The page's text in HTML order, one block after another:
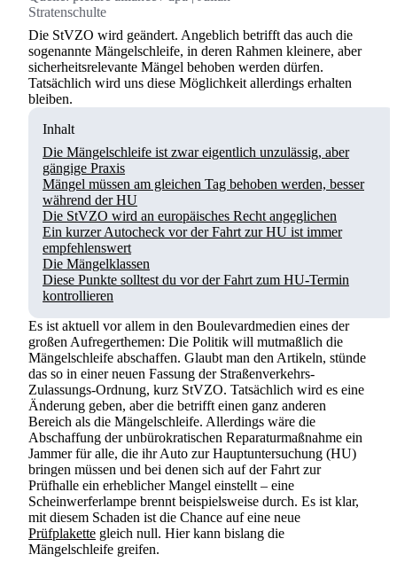
Inhalt
Die Mängelschleife ist zwar eigentlich unzulässig, aber
gängige Praxis
Mängel müssen am gleichen Tag behoben werden, besser
während der HU
Die StVZO wird an europäisches Recht angeglichen
Ein kurzer Autocheck vor der Fahrt zur HU ist immer
empfehlenswert
Die Mängelklassen
Diese Punkte solltest du vor der Fahrt zum HU-Termin
kontrollieren
Stratenschulte
Die StVZO wird geändert. Angeblich betrifft das auch die
sogenannte Mängelschleife, in deren Rahmen kleinere, aber
sicherheitsrelevante Mängel behoben werden dürfen.
Tatsächlich wird uns diese Möglichkeit allerdings erhalten
bleiben.
Es ist aktuell vor allem in den Boulevardmedien eines der
großen Aufregerthemen: Die Politik will mutmaßlich die
Mängelschleife abschaffen. Glaubt man den Artikeln, stünde
das so in einer neuen Fassung der Straßenverkehrs-
Zulassungs-Ordnung, kurz StVZO. Tatsächlich wird es eine
Änderung geben, aber die betrifft einen ganz anderen
Bereich als die Mängelschleife. Allerdings wäre die
Abschaffung der unbürokratischen Reparaturmaßnahme ein
Jammer für alle, die ihr Auto zur Hauptuntersuchung (HU)
bringen müssen und bei denen sich auf der Fahrt zur
Prüfhalle ein erheblicher Mangel einstellt – eine
Scheinwerferlampe brennt beispielsweise durch. Es ist klar,
mit diesem Schaden ist die Chance auf eine neue
Prüfplakette gleich null. Hier kann bislang die
Mängelschleife greifen.